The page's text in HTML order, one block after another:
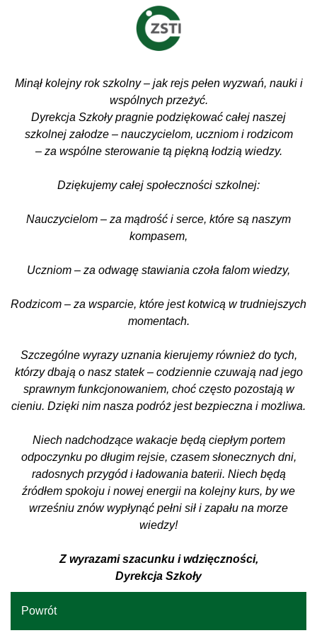
Minął kolejny rok szkolny – jak rejs pełen wyzwań, nauki i
wspólnych przeżyć.
Dyrekcja Szkoły pragnie podziękować całej naszej
szkolnej załodze – nauczycielom, uczniom i rodzicom
– za wspólne sterowanie tą piękną łodzią wiedzy.
Dziękujemy całej społeczności szkolnej:
Nauczycielom – za mądrość i serce, które są naszym
kompasem,
Uczniom – za odwagę stawiania czoła falom wiedzy,
Rodzicom – za wsparcie, które jest kotwicą w trudniejszych
momentach.
Szczególne wyrazy uznania kierujemy również do tych,
którzy dbają o nasz statek – codziennie czuwają nad jego
sprawnym funkcjonowaniem, choć często pozostają w
cieniu. Dzięki nim nasza podróż jest bezpieczna i możliwa.
Niech nadchodzące wakacje będą ciepłym portem
odpoczynku po długim rejsie, czasem słonecznych dni,
radosnych przygód i ładowania baterii. Niech będą
źródłem spokoju i nowej energii na kolejny kurs, by we
wrześniu znów wypłynąć pełni sił i zapału na morze
wiedzy!
Z wyrazami szacunku i wdzięczności,
Dyrekcja Szkoły
Powrót